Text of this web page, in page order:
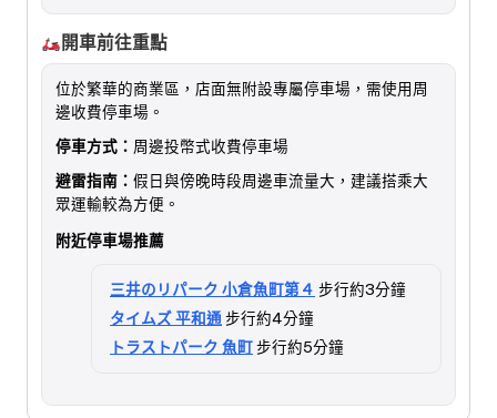
開車前往重點
位於繁華的商業區，店面無附設專屬停車場，需使用周
邊收費停車場。
停車方式： 周邊投幣式收費停車場
避雷指南： 假日與傍晚時段周邊車流量大，建議搭乘大
眾運輸較為方便。
附近停車場推薦
三井のリパーク 小倉魚町第４ 步行約3分鐘
タイムズ 平和通 步行約4分鐘
トラストパーク 魚町步行約5分鐘